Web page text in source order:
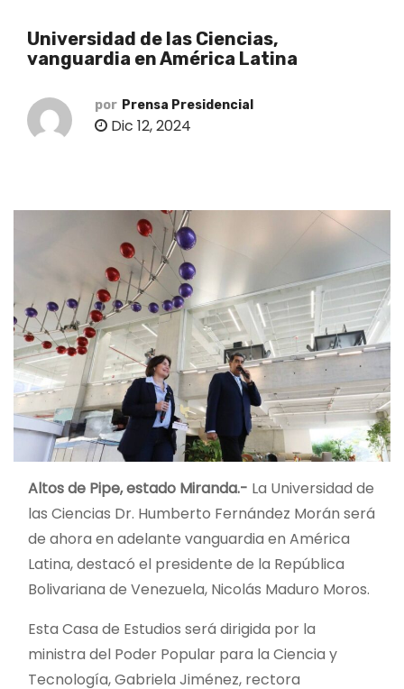
Universidad de las Ciencias,
vanguardia en América Latina
por Prensa Presidencial
Dic 12, 2024
Altos de Pipe, estado Miranda.- La Universidad de
las Ciencias Dr. Humberto Fernández Morán será
de ahora en adelante vanguardia en América
Latina, destacó el presidente de la República
Bolivariana de Venezuela, Nicolás Maduro Moros.
Esta Casa de Estudios será dirigida por la
ministra del Poder Popular para la Ciencia y
Tecnología, Gabriela Jiménez, rectora